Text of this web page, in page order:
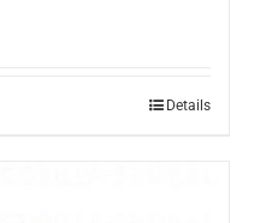
Details